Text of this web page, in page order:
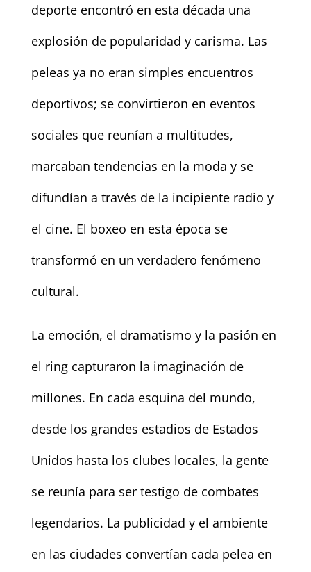
deporte encontró en esta década una
explosión de popularidad y carisma. Las
peleas ya no eran simples encuentros
deportivos; se convirtieron en eventos
sociales que reunían a multitudes,
marcaban tendencias en la moda y se
difundían a través de la incipiente radio y
el cine. El boxeo en esta época se
transformó en un verdadero fenómeno
cultural.
La emoción, el dramatismo y la pasión en
el ring capturaron la imaginación de
millones. En cada esquina del mundo,
desde los grandes estadios de Estados
Unidos hasta los clubes locales, la gente
se reunía para ser testigo de combates
legendarios. La publicidad y el ambiente
en las ciudades convertían cada pelea en